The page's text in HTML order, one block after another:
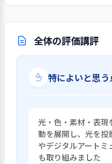
全体の評価講評
特によいと思う
光・色・素材・表
動を展開し、光を投
やデジタルアートミ
も取り組みました